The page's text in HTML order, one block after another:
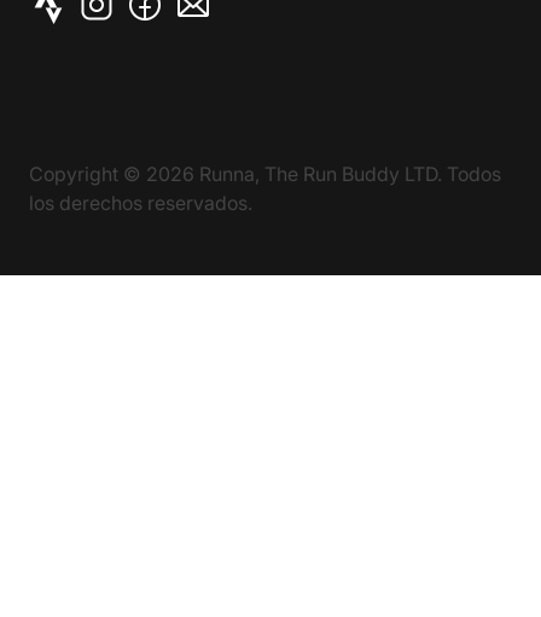
Copyright © 2026 Runna, The Run Buddy LTD. Todos
los derechos reservados.